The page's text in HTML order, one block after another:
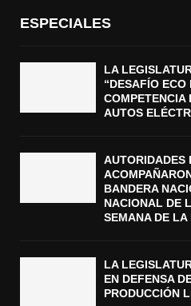
ESPECIALES
LA
“DESAFÍO ECO
COMPETENCIA
AUTOS
AUTORIDADES
BANDERA
NACIONAL DE
SEMANA DE LA
LA
EN DEFENSA
PRODUCCIÓN